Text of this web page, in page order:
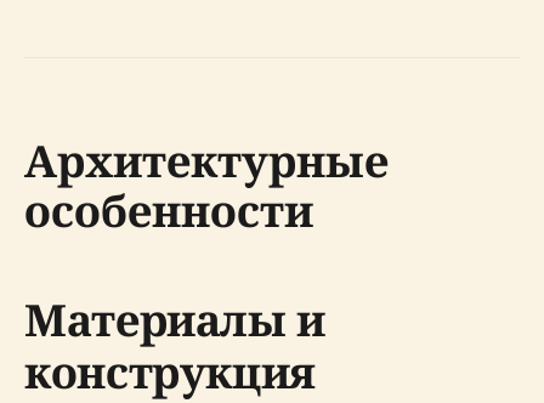
Архитектурные
особенности
Материалы и
конструкция